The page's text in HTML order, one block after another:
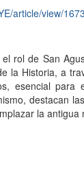
article/view/1673
rol de San
la Historia, a
esencial para
destacan
la